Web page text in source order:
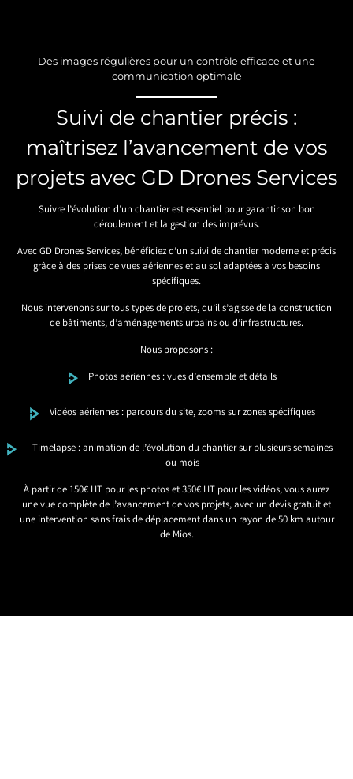
Des images régulières pour un contrôle efficace et une
communication optimale
Suivi de chantier précis :
maîtrisez l’avancement de vos
projets avec GD Drones Services
Suivre l’évolution d’un chantier est essentiel pour garantir son bon
déroulement et la gestion des imprévus.
Avec GD Drones Services, bénéficiez d’un suivi de chantier moderne et précis
grâce à des prises de vues aériennes et au sol adaptées à vos besoins
spécifiques.
Nous intervenons sur tous types de projets, qu’il s’agisse de la construction
de bâtiments, d’aménagements urbains ou d’infrastructures.
Nous proposons :
Photos aériennes : vues d’ensemble et détails
Vidéos aériennes : parcours du site, zooms sur zones spécifiques
Timelapse : animation de l’évolution du chantier sur plusieurs semaines
ou mois
À partir de 150€ HT pour les photos et 350€ HT pour les vidéos, vous aurez
une vue complète de l’avancement de vos projets, avec un devis gratuit et
une intervention sans frais de déplacement dans un rayon de 50 km autour
de Mios.